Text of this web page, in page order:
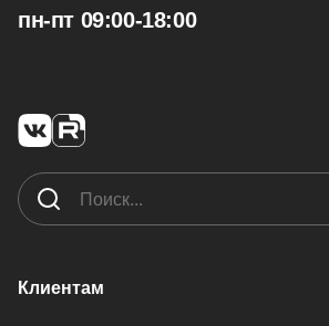
пн-пт 09:00-18:00
Клиентам